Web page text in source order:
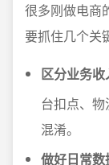
很多刚做电商
要抓住几个关
区分业务
台扣点、
混淆。
做好日常数